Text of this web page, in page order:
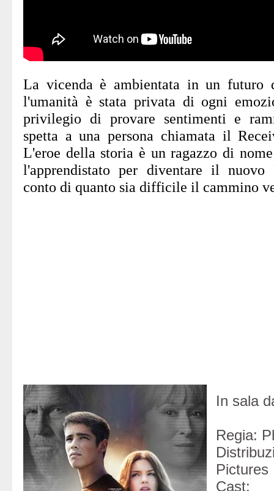
La vicenda è ambientata in un futuro
l'umanità è stata privata di ogni
privilegio di provare sentimenti e
spetta a una persona chiamata il
L'eroe della storia è un ragazzo di
l'apprendistato per diventare il nuovo
conto di quanto sia difficile il cammino
In sala
Regia:
Pictures